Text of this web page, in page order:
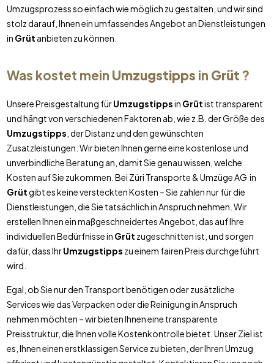
Umzugsprozess so einfach wie möglich zu gestalten, und wir sind
stolz darauf, Ihnen ein umfassendes Angebot an Dienstleistungen
in Grüt anbieten zu können.
Was kostet mein Umzugstipps in Grüt ?
Unsere Preisgestaltung fürUmzugstippsin Grütist transparent
und hängt von verschiedenen Faktoren ab, wie z.B. der Größe des
Umzugstipps , der Distanz und den gewünschten
Zusatzleistungen. Wir bieten Ihnen gerne eine kostenlose und
unverbindliche Beratung an, damit Sie genau wissen, welche
Kosten auf Sie zukommen. Bei Züri Transporte & Umzüge AG in
Grütgibt es keine versteckten Kosten – Sie zahlen nur für die
Dienstleistungen, die Sie tatsächlich in Anspruch nehmen. Wir
erstellen Ihnen ein maßgeschneidertes Angebot, das auf Ihre
individuellen Bedürfnisse in Grüt zugeschnitten ist, und sorgen
dafür, dass IhrUmzugstipps zu einem fairen Preis durchgeführt
wird.
Egal, ob Sie nur den Transport benötigen oder zusätzliche
Services wie das Verpacken oder die Reinigung in Anspruch
nehmen möchten – wir bieten Ihnen eine transparente
Preisstruktur, die Ihnen volle Kostenkontrolle bietet. Unser Ziel ist
es, Ihnen einen erstklassigen Service zu bieten, der Ihren Umzug